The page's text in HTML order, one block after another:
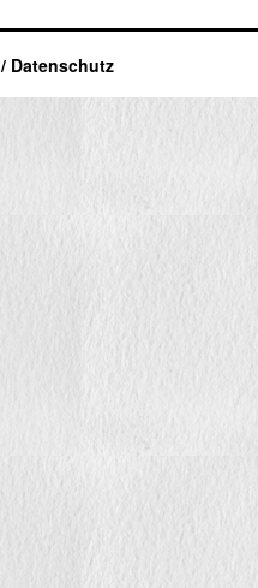
Datenschutz